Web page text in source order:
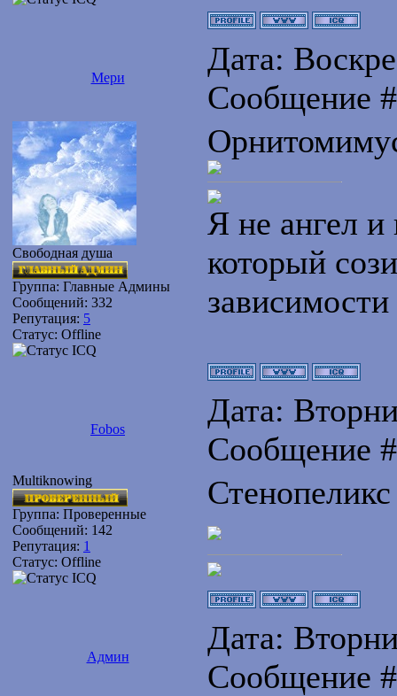
Мери
Дата:
Сообщение
Свободная душа
Группа: Главные Админы
Сообщений: 332
Репутация: 5
Статус: Offline
Я не ангел и
который
Fobos
Дата:
Сообщение
Multiknowing
Группа: Проверенные
Сообщений: 142
Репутация: 1
Статус: Offline
Стенопеликс
Админ
Дата:
Сообщение